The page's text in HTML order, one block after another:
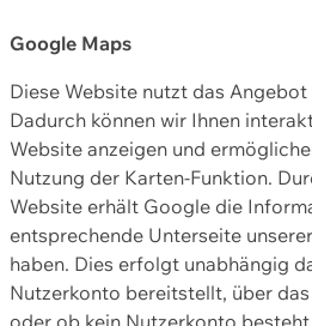
Google Maps
Diese Website nutzt das
Dadurch können wir Ihnen
Website anzeigen und
Nutzung der Karten-Funktion.
Website erhält Google die
entsprechende Unterseite
haben. Dies erfolgt unabhängig
Nutzerkonto bereitstellt, über